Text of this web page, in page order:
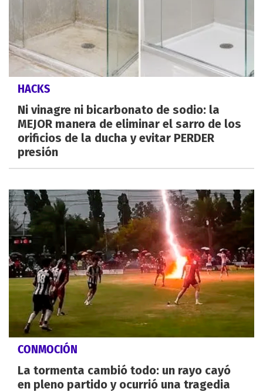
HACKS
Ni vinagre ni bicarbonato de sodio: la
MEJOR manera de eliminar el sarro de los
orificios de la ducha y evitar PERDER
presión
CONMOCIÓN
La tormenta cambió todo: un rayo cayó
en pleno partido y ocurrió una tragedia